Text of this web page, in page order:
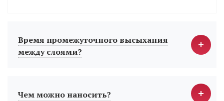
Время промежуточного высыхания
между слоями?
Чем можно наносить?